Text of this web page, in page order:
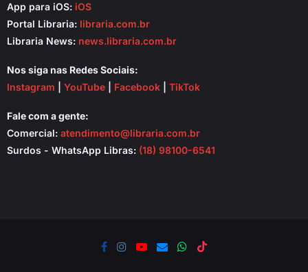
App para iOS: iOS
Portal Libraria: libraria.com.br
Libraria News: news.libraria.com.br
Nos siga nas Redes Sociais:
Instagram
YouTube Facebook TikTok
Fale com a gente:
Comercial: atendimento@libraria.com.br
Surdos - WhatsApp Libras: (18) 98100-6541